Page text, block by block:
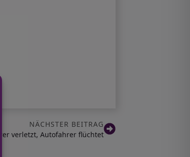
NÄCHSTER BEITRAG
verletzt, Autofahrer flüchtet